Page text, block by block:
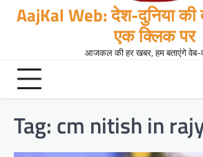
AajKal Web: देश-दुनिया
एक क्लिक पर
आजकल की हर खबर, हम बताएंगे वेब-
Tag: cm nitish in